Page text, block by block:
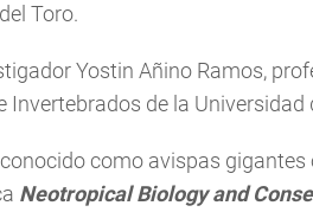
Toro.
Yostin Añino Ramos,
de la Universidad
como avispas gigantes
Neotropical Biology and